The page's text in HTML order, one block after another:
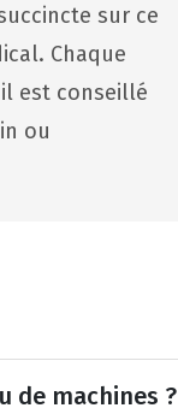
sur ce
Chaque
est conseillé
ou
de machines ?